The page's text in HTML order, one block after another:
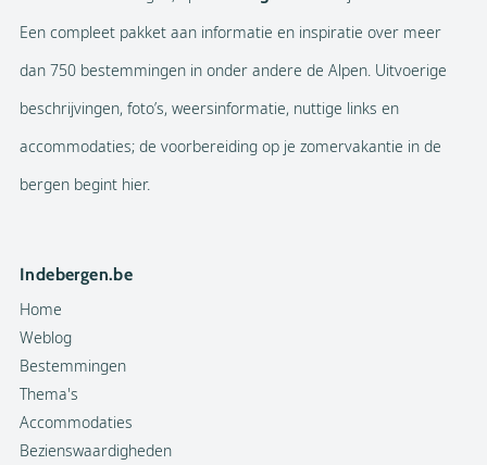
Een compleet pakket aan informatie en inspiratie over meer
dan 750 bestemmingen in onder andere de Alpen. Uitvoerige
beschrijvingen, foto’s, weersinformatie, nuttige links en
accommodaties; de voorbereiding op je zomervakantie in de
bergen begint hier.
Indebergen.be
Home
Weblog
Bestemmingen
Thema's
Accommodaties
Bezienswaardigheden